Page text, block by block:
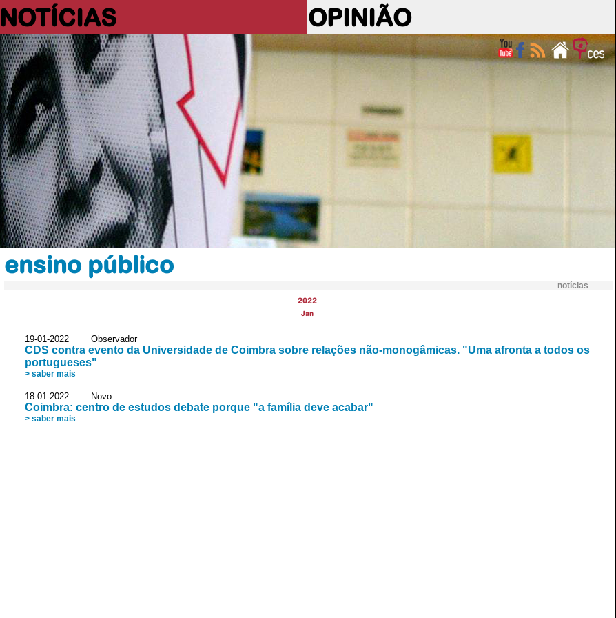
NOTÍCIAS OPINIÃO
ensino público
notícias
2022
Jan
19-01-2022 Observador
CDS contra evento da Universidade de Coimbra sobre relações não-monogâmicas. "Uma afronta a todos os
portugueses"
> saber mais
18-01-2022 Novo
Coimbra: centro de estudos debate porque "a família deve acabar"
> saber mais